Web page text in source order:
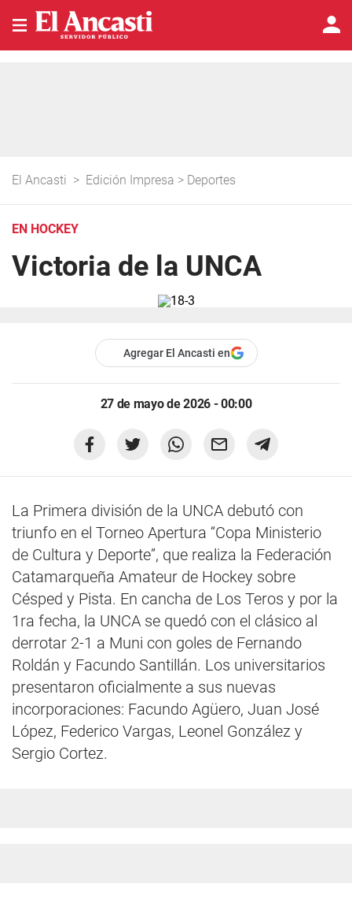
El Ancasti > Edición Impresa > Deportes
EN HOCKEY
Victoria de la UNCA
Agregar El Ancasti en
27 de mayo de 2026 - 00:00
La Primera división de la UNCA debutó con
triunfo en el Torneo Apertura “Copa Ministerio
de Cultura y Deporte”, que realiza la Federación
Catamarqueña Amateur de Hockey sobre
Césped y Pista. En cancha de Los Teros y por la
1ra fecha, la UNCA se quedó con el clásico al
derrotar 2-1 a Muni con goles de Fernando
Roldán y Facundo Santillán. Los universitarios
presentaron oficialmente a sus nuevas
incorporaciones: Facundo Agüero, Juan José
López, Federico Vargas, Leonel González y
Sergio Cortez.